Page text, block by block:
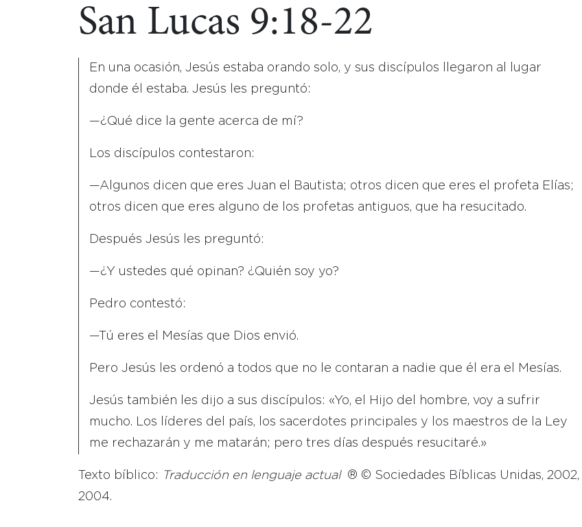
San Lucas 9:18-22
En una ocasión, Jesús estaba orando solo, y sus discípulos llegaron al lugar
donde él estaba. Jesús les preguntó:
—¿Qué dice la gente acerca de mí?
Los discípulos contestaron:
—Algunos dicen que eres Juan el Bautista; otros dicen que eres el profeta Elías;
otros dicen que eres alguno de los profetas antiguos, que ha resucitado.
Después Jesús les preguntó:
—¿Y ustedes qué opinan? ¿Quién soy yo?
Pedro contestó:
—Tú eres el Mesías que Dios envió.
Pero Jesús les ordenó a todos que no le contaran a nadie que él era el Mesías.
Jesús también les dijo a sus discípulos: «Yo, el Hijo del hombre, voy a sufrir
mucho. Los líderes del país, los sacerdotes principales y los maestros de la Ley
me rechazarán y me matarán; pero tres días después resucitaré.»
Texto bíblico: Traducción en lenguaje actual® © Sociedades Bíblicas Unidas, 2002,
2004.